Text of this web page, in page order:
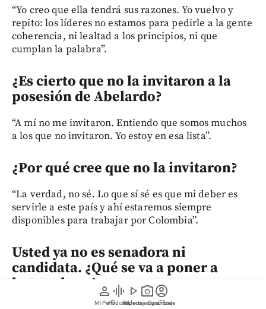
person
Mi Perfil
graphic_eq
Pódcast
play_arrow
Videos
photo_camera
Reportajes gráficos
account_circle
Suscríbete
“Yo creo que ella tendrá sus razones. Yo vuelvo y
repito: los líderes no estamos para pedirle a la gente
coherencia, ni lealtad a los principios, ni que
cumplan la palabra”.
¿Es cierto que no la invitaron a la
posesión de Abelardo?
“A mí no me invitaron. Entiendo que somos muchos
a los que no invitaron. Yo estoy en esa lista”.
¿Por qué cree que no la invitaron?
“La verdad, no sé. Lo que sí sé es que mi deber es
servirle a este país y ahí estaremos siempre
disponibles para trabajar por Colombia”.
Usted ya no es senadora ni
candidata. ¿Qué se va a poner a
hacer ahora?